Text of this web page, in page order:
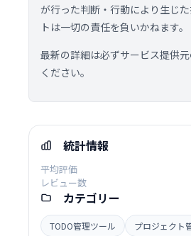
が行った判断・行動により生じ
トは一切の責任を負いかねます。
最新の詳細は必ずサービス提供
ください。
統計情報
平均評価
レビュー数
カテゴリー
TODO管理ツール プロジェクト